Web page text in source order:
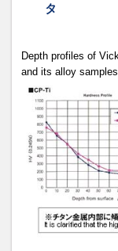
タ
Depth profiles of
and its alloy samples.